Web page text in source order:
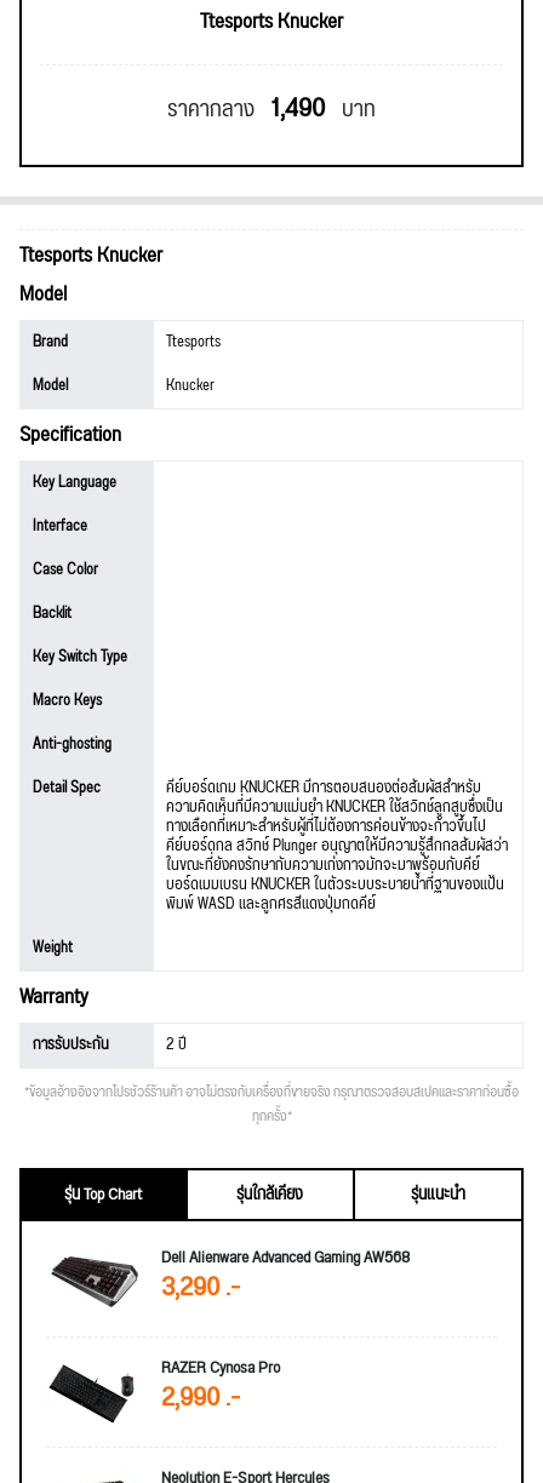
Ttesports Knucker
ราคากลาง 1,490 บาท
Ttesports Knucker
Model
Brand
Ttesports
Model
Knucker
Specification
Key Language
Interface
Case Color
Backlit
Key Switch Type
Macro Keys
Anti-ghosting
Detail Spec
คีย์บอร์ดเกม KNUCKER มีการตอบสนองต่อสัมผัสสำหรับ
ความคิดเห็นที่มีความแม่นยำ KNUCKER ใช้สวิทช์ลูกสูบซึ่งเป็น
ทางเลือกที่เหมาะสำหรับผู้ที่ไม่ต้องการค่อนข้างจะก้าวขึ้นไป
คีย์บอร์ดกล สวิทช์ Plunger อนุญาตให้มีความรู้สึกกลสัมผัสว่า
ในขณะที่ยังคงรักษากับความเก่งกาจมักจะมาพร้อมกับคีย์
บอร์ดเมมเบรน KNUCKER ในตัวระบบระบายน้ำที่ฐานของแป้น
พิมพ์ WASD และลูกศรสีแดงปุ่มกดคีย์
Weight
Warranty
การรับประกัน 2 ปี
*ข้อมูลอ้างอิงจากโปรชัวร์ร้านค้า อาจไม่ตรงกับเครื่องที่ขายจริง กรุณาตรวจสอบสเปคและราคาก่อนซื้อ
ทุกครั้ง*
รุ่น Top Chart รุ่นใกล้เคียง
รุ่นแนะนำ
Dell Alienware Advanced Gaming AW568
3,290 .-
RAZER Cynosa Pro
2,990 .-